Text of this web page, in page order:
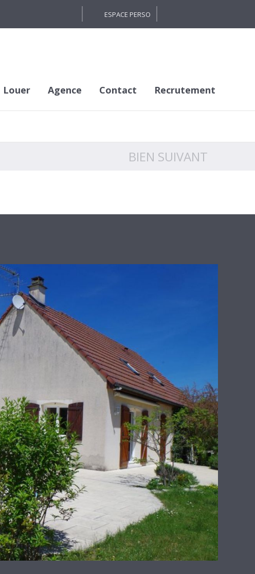
ESPACE PERSO
Louer Agence Contact Recrutement
BIEN SUIVANT